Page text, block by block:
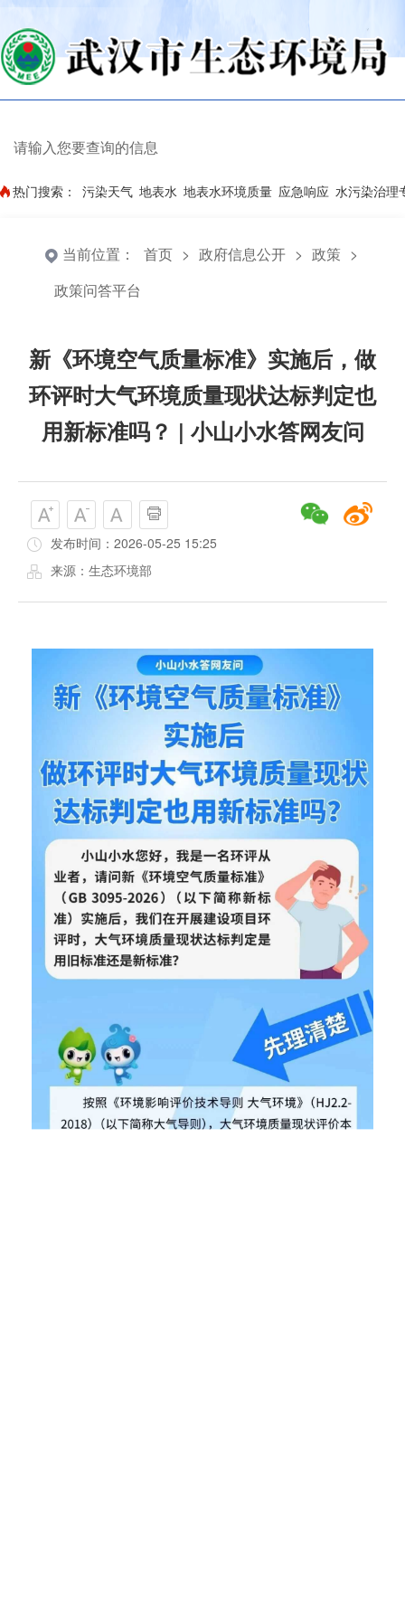
热门搜索： 污染天气 地表水 地表水环境质量 应急响应 水污染治理
当前位置： 首页 > 政府信息公开 > 政策 >
政策问答平台
新《环境空气质量标准》实施后，做
环评时大气环境质量现状达标判定也
用新标准吗？ | 小山小水答网友问
发布时间：2026-05-25 15:25
来源：生态环境部